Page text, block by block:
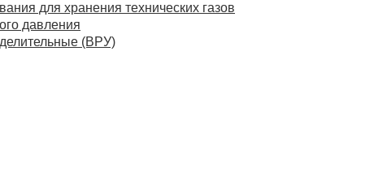
для хранения технических газов
давления
(ВРУ)